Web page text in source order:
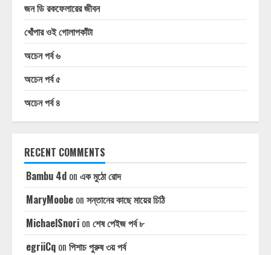
জন ডি রকফেলারের জীবন
খোঁপার ওই গোলাপকাঁটা
অচেন পর্ব ৬
অচেন পর্ব ৫
অচেন পর্ব ৪
RECENT COMMENTS
Bambu 4d on এক মুঠো রোদ
MaryMoobe on সন্তানের কাছে মায়ের চিঠি
MichaelSnori on শেষ পেইজ পর্ব ৮
egriiCq on পিশাচ পুরুষ ৩য় পর্ব